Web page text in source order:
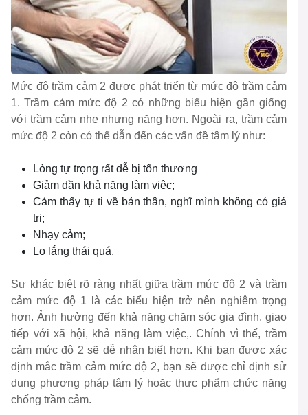
Mức độ trầm cảm 2 được phát triển từ mức độ trầm cảm
1. Trầm cảm mức độ 2 có những biểu hiện gần giống
với trầm cảm nhẹ nhưng nặng hơn. Ngoài ra, trầm cảm
mức độ 2 còn có thể dẫn đến các vấn đề tâm lý như:
Lòng tự trọng rất dễ bị tổn thương
Giảm dần khả năng làm việc;
Cảm thấy tự ti về bản thân, nghĩ mình không có giá
trị;
Nhạy cảm;
Lo lắng thái quá.
Sự khác biệt rõ ràng nhất giữa trầm mức độ 2 và trầm
cảm mức độ 1 là các biểu hiện trở nên nghiêm trọng
hơn. Ảnh hưởng đến khả năng chăm sóc gia đình, giao
tiếp với xã hội, khả năng làm việc,. Chính vì thế, trầm
cảm mức độ 2 sẽ dễ nhận biết hơn. Khi bạn được xác
định mắc trầm cảm mức độ 2, bạn sẽ được chỉ định sử
dụng phương pháp tâm lý hoặc thực phẩm chức năng
chống trầm cảm.